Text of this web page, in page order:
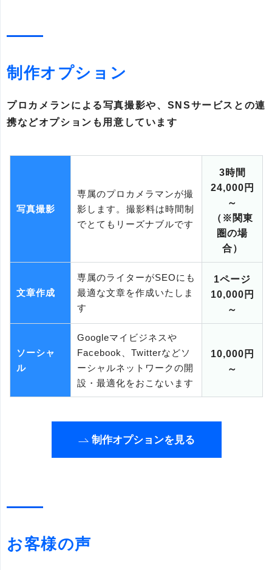
制作オプション
プロカメランによる写真撮影や、SNSサービスとの連
携などオプションも用意しています
写真撮影
専属のプロカメラマンが撮
影します。撮影料は時間制
でとてもリーズナブルです
3時間
24,000円
～
（※関東
圏の場
合）
文章作成
専属のライターがSEOにも
最適な文章を作成いたしま
す
1ページ
10,000円
～
ソーシャ
ル
Googleマイビジネスや
Facebook、Twitterなどソ
ーシャルネットワークの開
設・最適化をおこないます
10,000円
～
制作オプションを見る
お客様の声